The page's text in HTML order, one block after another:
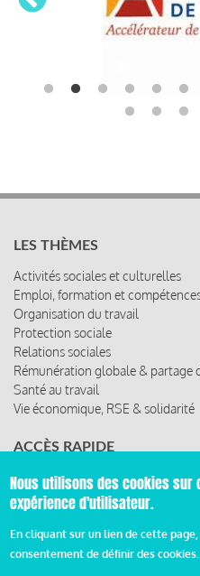
LES THÈMES
Activités sociales et culturelles
Emploi, formation et
Organisation du travail
Protection sociale
Relations sociales
Rémunération globale & partage
Santé au travail
Vie économique, RSE & solidarité
ACCÈS RAPIDE
Les abonnements
Les rencontres
Les ressources
Nous utilisons des cookies
expérience d'utilisateur.
En cliquant sur un lien de cette
consentement de définir des cookies.